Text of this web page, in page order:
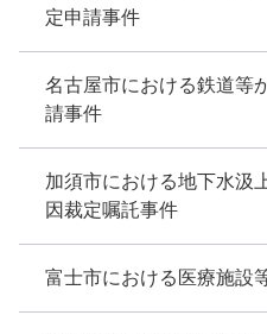
定申請事件
名古屋市における鉄道等
請事件
加須市における地下水汲
因裁定嘱託事件
富士市における医療施設